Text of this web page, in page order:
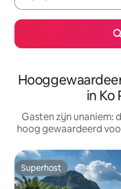
in Ko
Gasten zijn unaniem:
hoog gewaardeerd
Superhost
Superhost